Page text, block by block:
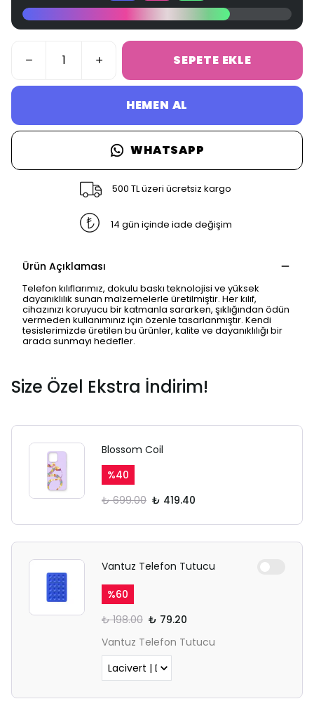
SEPETE EKLE
HEMEN AL
WHATSAPP
500 TL üzeri ücretsiz kargo
14 gün içinde iade değişim
Ürün Açıklaması
Telefon kılıflarımız, dokulu baskı teknolojisi ve yüksek
dayanıklılık sunan malzemelerle üretilmiştir. Her kılıf,
cihazınızı koruyucu bir katmanla sararken, şıklığından ödün
vermeden kullanımınız için özenle tasarlanmıştır. Kendi
tesislerimizde üretilen bu ürünler, kalite ve dayanıklılığı bir
arada sunmayı hedefler.
Size Özel Ekstra İndirim!
Blossom Coil
%40
₺ 699.00 ₺ 419.40
Vantuz Telefon Tutucu
%60
₺ 198.00 ₺ 79.20
Vantuz Telefon Tutucu